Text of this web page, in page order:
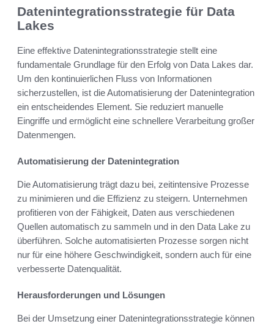
Datenintegrationsstrategie für Data
Lakes
Eine effektive Datenintegrationsstrategie stellt eine
fundamentale Grundlage für den Erfolg von Data Lakes dar.
Um den kontinuierlichen Fluss von Informationen
sicherzustellen, ist die Automatisierung der Datenintegration
ein entscheidendes Element. Sie reduziert manuelle
Eingriffe und ermöglicht eine schnellere Verarbeitung großer
Datenmengen.
Automatisierung der Datenintegration
Die Automatisierung trägt dazu bei, zeitintensive Prozesse
zu minimieren und die Effizienz zu steigern. Unternehmen
profitieren von der Fähigkeit, Daten aus verschiedenen
Quellen automatisch zu sammeln und in den Data Lake zu
überführen. Solche automatisierten Prozesse sorgen nicht
nur für eine höhere Geschwindigkeit, sondern auch für eine
verbesserte Datenqualität.
Herausforderungen und Lösungen
Bei der Umsetzung einer Datenintegrationsstrategie können